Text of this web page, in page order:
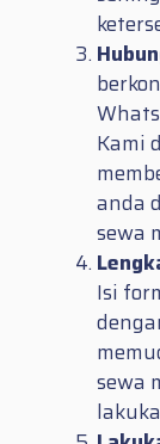
Kami
anda
sewa
Isi
sewa